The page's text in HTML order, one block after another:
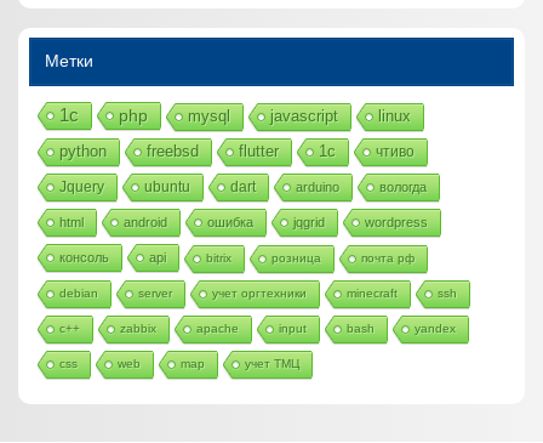
Метки
1с php mysql javascript linux
python freebsd flutter 1c чтиво
Jquery ubuntu dart arduino вологда
html android ошибка jqgrid wordpress
консоль api bitrix розница почта рф
debian server учет оргтехники minecraft ssh
c++ zabbix apache input bash yandex
css web map учет ТМЦ